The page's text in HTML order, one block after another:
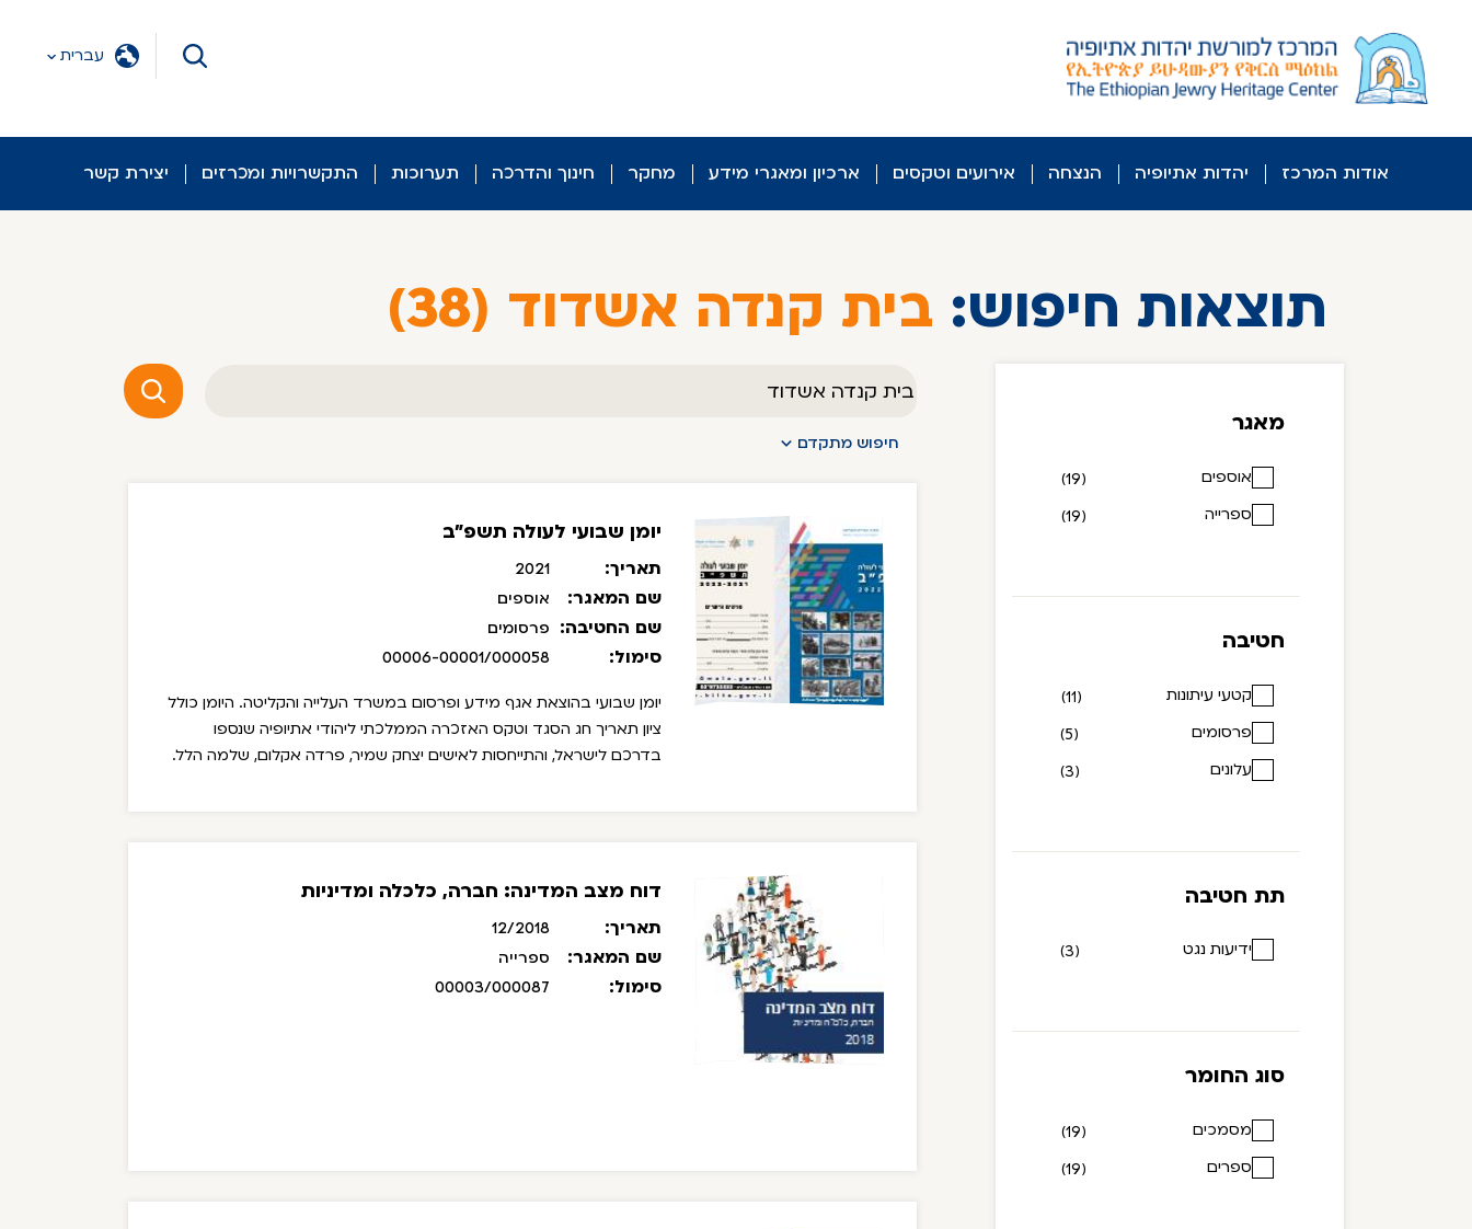
עברית
אודות המרכז יהדות אתיופיה הנצחה אירועים וטקסים ארכיון ומאגרי מידע מחקר חינוך והדרכה תערוכות התקשרויות ומכרזים יצירת קשר
תוצאות חיפוש: בית קנדה אשדוד (38)
מאגר
אוספים
(19)
ספרייה
(19)
חטיבה
קטעי עיתונות
(11)
פרסומים
(5)
עלונים
(3)
תת חטיבה
ידיעות נגט (3)
סוג החומר
מסמכים
(19)
ספרים
(19)
חופשי
חיפוש מתקדם
יומן שבועי לעולה תשפ"ב
תאריך: 2021
שם המאגר: אוספים
שם החטיבה: פרסומים
סימול: 00006-00001/000058
יומן שבועי בהוצאת אגף מידע ופרסום במשרד העלייה והקליטה. היומן כולל
ציון תאריך חג הסגד וטקס האזכרה הממלכתי ליהודי אתיופיה שנספו
בדרכם לישראל, והתייחסות לאישים יצחק שמיר, פרדה אקלום, שלמה הלל.
דוח מצב המדינה: חברה, כלכלה ומדיניות
תאריך: 12/2018
שם המאגר: ספרייה
סימול: 00003/000087